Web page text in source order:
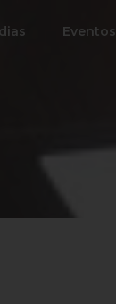
Eventos